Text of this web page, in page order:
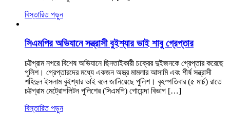
বিস্তারিত পড়ুন
সিএমপির অভিযানে সন্ত্রাসী বুইশ্যার ভাই শাবু গ্রেপ্তার
চট্টগ্রাম নগরে বিশেষ অভিযানে ছিনতাইকারী চক্রের দুইজনকে গ্রেপ্তার করেছে
পুলিশ। গ্রেপ্তারদের মধ্যে একজন অস্ত্র মামলার আসামি এবং শীর্ষ সন্ত্রাসী
শহিদুল ইসলাম বুইশ্যার ভাই বলে জানিয়েছে পুলিশ। বৃহস্পতিবার (৫ মার্চ) রাতে
চট্টগ্রাম মেট্রোপলিটন পুলিশের (সিএমপি) গোয়েন্দা বিভাগ […]
বিস্তারিত পড়ুন